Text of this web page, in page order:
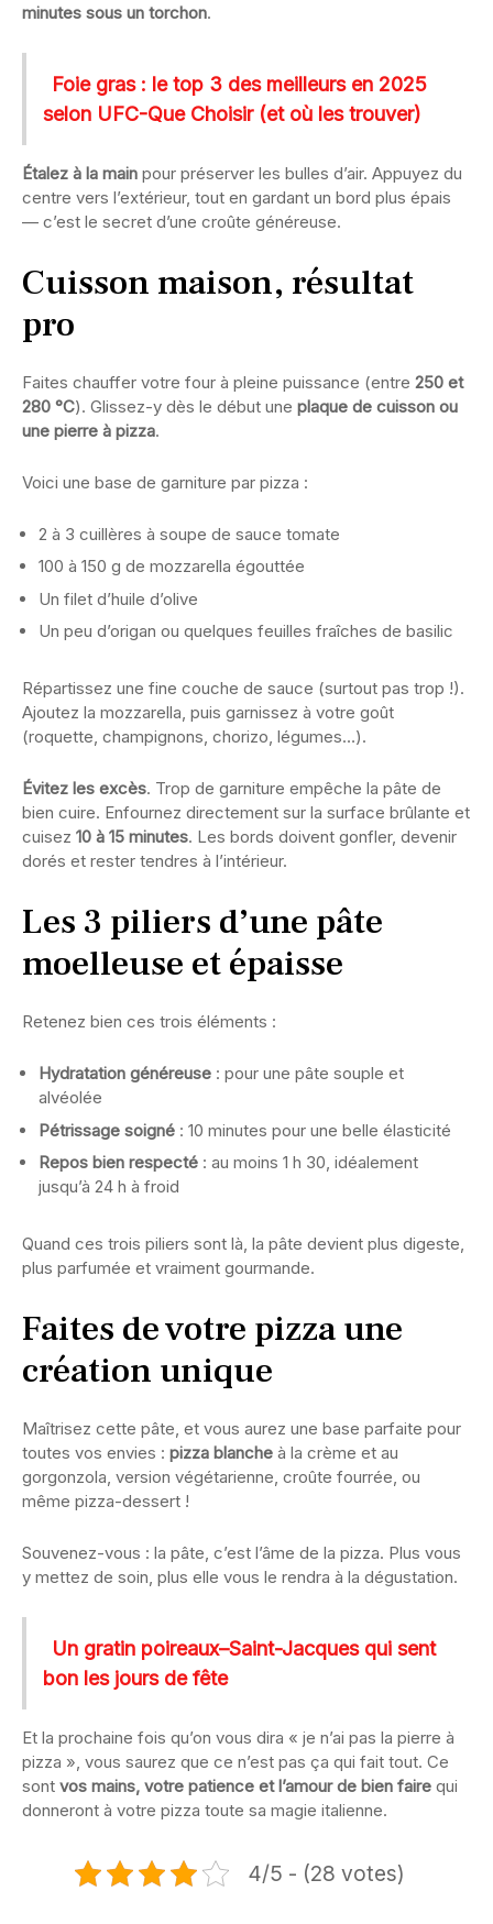
minutes sous un torchon.
Foie gras : le top 3 des meilleurs en 2025
selon UFC-Que Choisir (et où les trouver)
Étalez à la main pour préserver les bulles d’air. Appuyez du
centre vers l’extérieur, tout en gardant un bord plus épais
— c’est le secret d’une croûte généreuse.
Cuisson maison, résultat
pro
Faites chauffer votre four à pleine puissance (entre 250 et
280 °C). Glissez-y dès le début une plaque de cuisson ou
une pierre à pizza.
Voici une base de garniture par pizza :
2 à 3 cuillères à soupe de sauce tomate
100 à 150 g de mozzarella égouttée
Un filet d’huile d’olive
Un peu d’origan ou quelques feuilles fraîches de basilic
Répartissez une fine couche de sauce (surtout pas trop !).
Ajoutez la mozzarella, puis garnissez à votre goût
(roquette, champignons, chorizo, légumes…).
Évitez les excès. Trop de garniture empêche la pâte de
bien cuire. Enfournez directement sur la surface brûlante et
cuisez 10 à 15 minutes. Les bords doivent gonfler, devenir
dorés et rester tendres à l’intérieur.
Les 3 piliers d’une pâte
moelleuse et épaisse
Retenez bien ces trois éléments :
Hydratation généreuse : pour une pâte souple et
alvéolée
Pétrissage soigné : 10 minutes pour une belle élasticité
Repos bien respecté : au moins 1 h 30, idéalement
jusqu’à 24 h à froid
Quand ces trois piliers sont là, la pâte devient plus digeste,
plus parfumée et vraiment gourmande.
Faites de votre pizza une
création unique
Maîtrisez cette pâte, et vous aurez une base parfaite pour
toutes vos envies : pizza blanche à la crème et au
gorgonzola, version végétarienne, croûte fourrée, ou
même pizza-dessert !
Souvenez-vous : la pâte, c’est l’âme de la pizza. Plus vous
y mettez de soin, plus elle vous le rendra à la dégustation.
Un gratin poireaux–Saint-Jacques qui sent
bon les jours de fête
Et la prochaine fois qu’on vous dira « je n’ai pas la pierre à
pizza », vous saurez que ce n’est pas ça qui fait tout. Ce
sont vos mains, votre patience et l’amour de bien faire qui
donneront à votre pizza toute sa magie italienne.
4/5 - (28 votes)